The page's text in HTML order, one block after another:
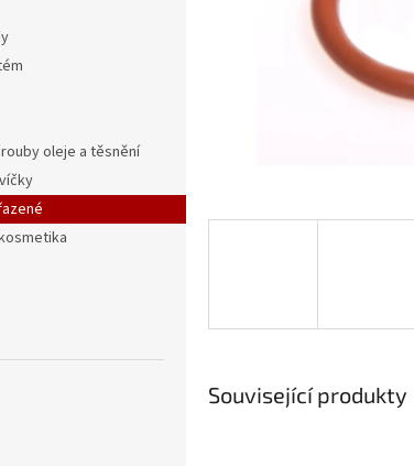
oleje a těsnění
Související produkty